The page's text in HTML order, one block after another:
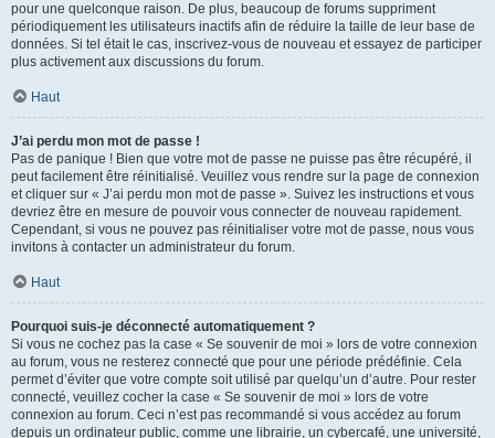
pour une quelconque raison. De plus, beaucoup de forums suppriment
périodiquement les utilisateurs inactifs afin de réduire la taille de leur base de
données. Si tel était le cas, inscrivez-vous de nouveau et essayez de participer
plus activement aux discussions du forum.
Haut
J’ai perdu mon mot de passe !
Pas de panique ! Bien que votre mot de passe ne puisse pas être récupéré, il
peut facilement être réinitialisé. Veuillez vous rendre sur la page de connexion
et cliquer sur « J’ai perdu mon mot de passe ». Suivez les instructions et vous
devriez être en mesure de pouvoir vous connecter de nouveau rapidement.
Cependant, si vous ne pouvez pas réinitialiser votre mot de passe, nous vous
invitons à contacter un administrateur du forum.
Haut
Pourquoi suis-je déconnecté automatiquement ?
Si vous ne cochez pas la case « Se souvenir de moi » lors de votre connexion
au forum, vous ne resterez connecté que pour une période prédéfinie. Cela
permet d’éviter que votre compte soit utilisé par quelqu’un d’autre. Pour rester
connecté, veuillez cocher la case « Se souvenir de moi » lors de votre
connexion au forum. Ceci n’est pas recommandé si vous accédez au forum
depuis un ordinateur public, comme une librairie, un cybercafé, une université,